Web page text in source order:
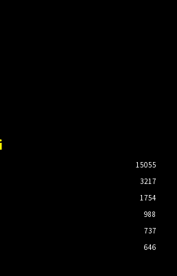
15055
3217
1754
988
737
646